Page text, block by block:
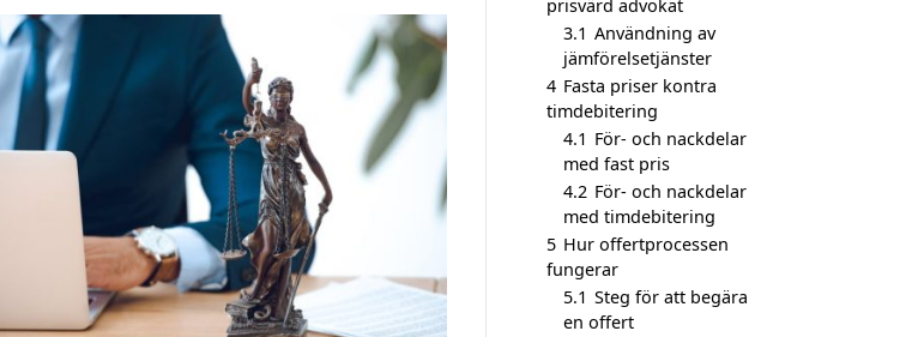
prisvärd advokat
3.1 Användning av
jämförelsetjänster
4 Fasta priser kontra
timdebitering
4.1 För- och nackdelar
med fast pris
4.2 För- och nackdelar
med timdebitering
5 Hur offertprocessen
fungerar
5.1 Steg för att begära
en offert